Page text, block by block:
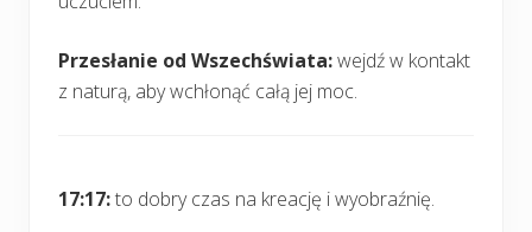
Przesłanie od Wszechświata:wejdź w kontakt
z naturą, aby wchłonąć całą jej moc.
17:17:to dobry czas na kreację i wyobraźnię.